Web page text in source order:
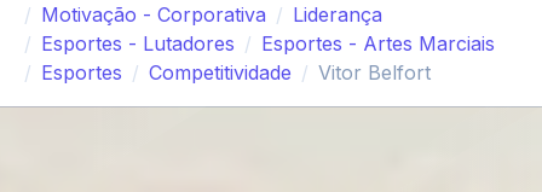
Motivação - Corporativa
Liderança
Esportes - Lutadores
Esportes - Artes Marciais
Esportes
Competitividade Vitor Belfort